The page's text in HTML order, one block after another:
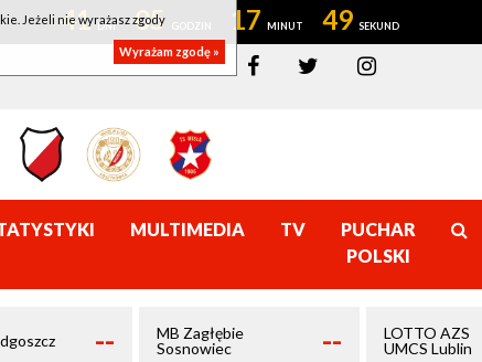
41 05 17 48
MULTIMEDIA TV
PUCHAR
POLSKI
--
MB Zagłębie
Sosnowiec
--
LOTTO AZS
UMCS Lublin
Jeżeli nie wyrażasz zgody
Wyrażam zgodę »